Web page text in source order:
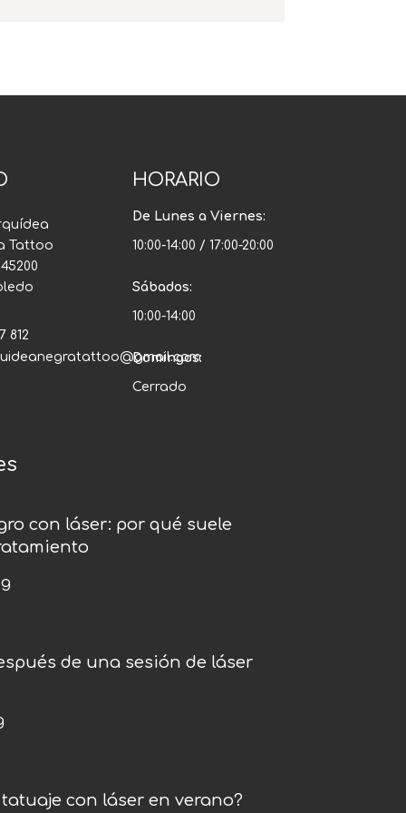
Tattoo
812
HORARIO
De Lunes a Viernes:
10:00-14:00 / 17:00-20:00
Sábados:
10:00-14:00
Domingos:
Cerrado
con láser: por qué suele
de una sesión de láser
con láser en verano?